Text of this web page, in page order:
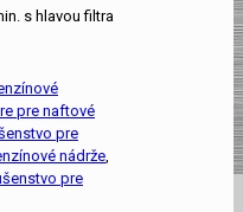
s hlavou filtra
pre naftové
pre
nádrže
pre